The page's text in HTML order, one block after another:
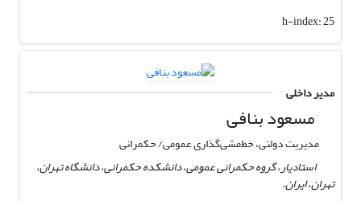
h-index:25
مدیر داخلی
مسعود بنافی
مدیریت دولتی، خط‌مشی‌گذاری عمومی/ حکمرانی
استادیار، گروه حکمرانی عمومی، دانشکده حکمرانی، دانشگاه تهران،
تهران، ایران.